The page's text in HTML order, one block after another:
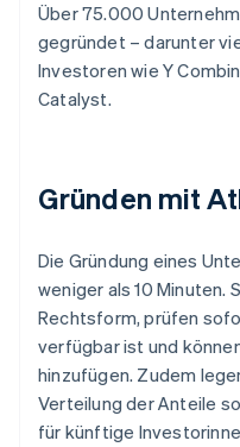
Über 75.000
gegründet – darunter
Investoren wie Y
Catalyst.
Gründen mit
Die Gründung eines
weniger als 10 Minuten.
Rechtsform, prüfen
verfügbar ist und
hinzufügen. Zudem
Verteilung der Anteile
für künftige